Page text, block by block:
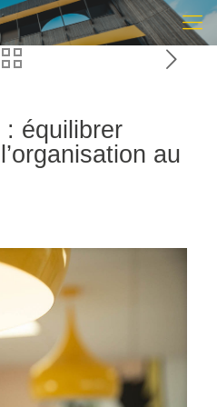
équilibrer
au